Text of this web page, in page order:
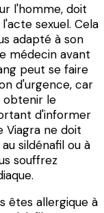
l'homme, doit
sexuel. Cela
adapté à son
médecin avant
peut se faire
d'urgence, car
obtenir le
d'informer
Viagra ne doit
sildénafil ou à
souffrez
êtes allergique à